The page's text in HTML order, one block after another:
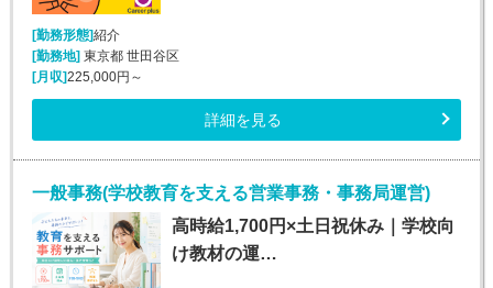
[勤務形態]紹介
[勤務地] 東京都 世田谷区
[月収]225,000円～
詳細を見る
一般事務(学校教育を支える営業事務・事務局運営)
高時給1,700円×土日祝休み｜学校向
け教材の運…